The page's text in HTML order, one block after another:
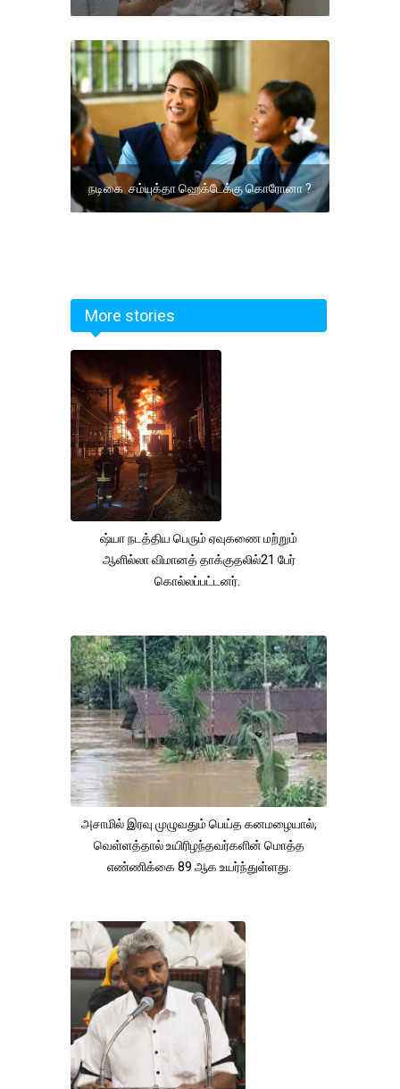
நடிகை சம்யுக்தா ஹெக்டேக்கு கொரோனா ?
More stories
ஷ்யா நடத்திய பெரும் ஏவுகணை மற்றும்
ஆளில்லா விமானத் தாக்குதலில்21 பேர்
கொல்லப்பட்டனர்.
அசாமில் இரவு முழுவதும் பெய்த கனமழையால்,
வெள்ளத்தால் உயிரிழந்தவர்களின் மொத்த
எண்ணிக்கை 89 ஆக உயர்ந்துள்ளது.